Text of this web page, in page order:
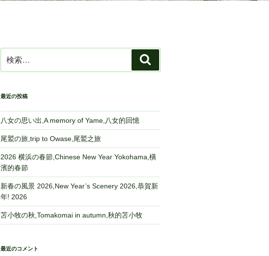
索:
索
最近の投稿
八女の思い出,A memory of Yame,八女的回憶
尾鷲の旅,trip to Owase,尾鷲之旅
2026 横浜の春節,Chinese New Year Yokohama,橫
濱的春節
新春の風景 2026,New Year’s Scenery 2026,恭賀新
年! 2026
苫小牧の秋,Tomakomai in autumn,秋的苫小牧
最近のコメント